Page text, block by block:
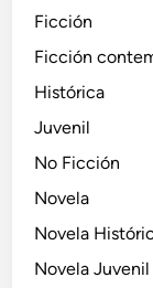
Ficción
Ficción
Histórica
Juvenil
No Ficción
Novela
Novela
Novela Juvenil